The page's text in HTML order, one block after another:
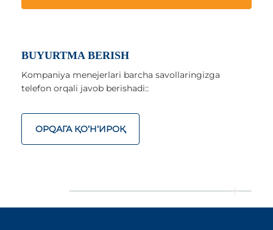
BUYURTMA BERISH
Kompaniya menejerlari barcha savollaringizga
telefon orqali javob berishadi::
ОРQАГА ҚO‘Н‘ИРОҚ